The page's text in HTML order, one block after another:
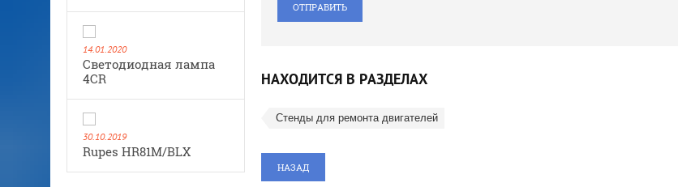
14.01.2020
Cветодиодная лампа
4CR
30.10.2019
Rupes HR81M/BLX
НАХОДИТСЯ В РАЗДЕЛАХ
Стенды для ремонта двигателей
НАЗАД